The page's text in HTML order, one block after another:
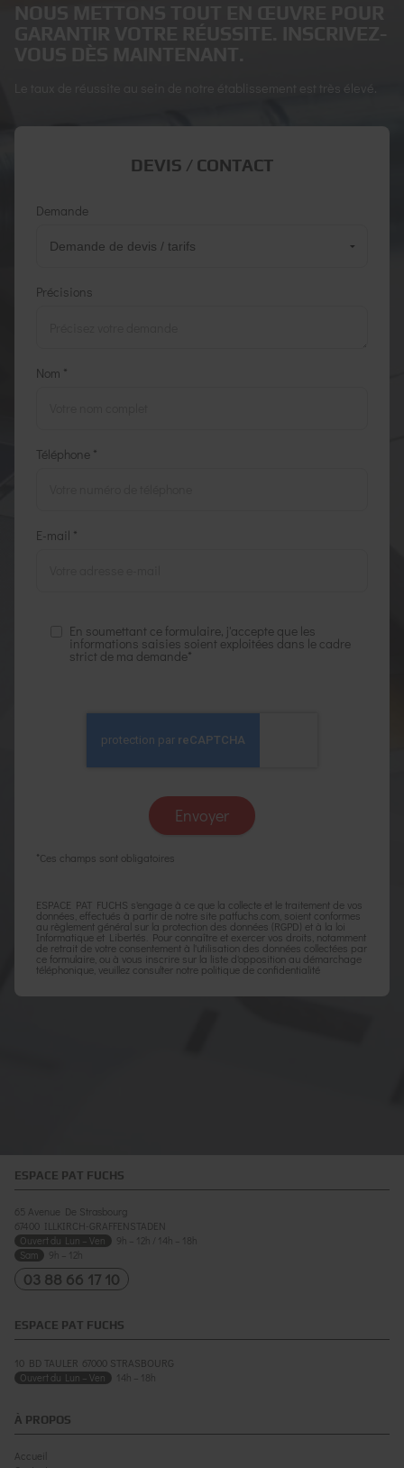
NOUS METTONS TOUT EN ŒUVRE POUR
Le taux de réussite au sein de notre établissement est très élevé.
DEVIS / CONTACT
Demande
Précisions
Nom *
Téléphone *
E-mail *
En soumettant ce formulaire, j'accepte que les
informations saisies soient exploitées dans le cadre
strict de ma demande*
*Ces champs sont obligatoires
ESPACE PAT FUCHS s'engage à ce que la collecte et le traitement de vos
données, effectués à partir de notre site patfuchs.com , soient conformes
au règlement général sur la protection des données (RGPD) et à la loi
Informatique et Libertés. Pour connaître et exercer vos droits, notamment
de retrait de votre consentement à l'utilisation des données collectées par
ce formulaire, ou à vous inscrire sur la liste d'opposition au démarchage
téléphonique, veuillez consulter notre politique de confidentialité
ESPACE PAT FUCHS
65 Avenue De Strasbourg
67400 ILLKIRCH-GRAFFENSTADEN
Ouvert du Lun – Ven
9h – 12h / 14h – 18h
Sam
9h – 12h
03 88 66 17 10
ESPACE PAT FUCHS
10 BD TAULER 67000 STRASBOURG
Ouvert du Lun – Ven 14h – 18h
À PROPOS
Accueil